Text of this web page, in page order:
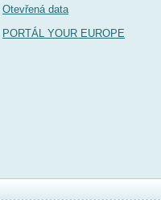
Otevřená data
PORTÁL YOUR EUROPE